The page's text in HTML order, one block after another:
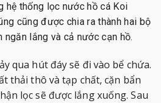
hệ thống lọc nước hồ cá Koi
cũng được chia ra thành hai bộ
ngăn lắng và cả nước cạn hồ.
qua hút đáy sẽ đi vào bể chứa.
thải thô và tạp chất, cặn bẩn
lọc sẽ được lắng xuống. Sau